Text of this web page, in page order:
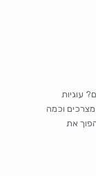
על האורחים
עוגיות
וכמה
את
אחד יאהב.